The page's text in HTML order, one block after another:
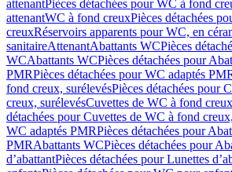
attenantPièces détachées pour WC à fond
attenantWC à fond creuxPièces détachées
creuxRéservoirs apparents pour WC, en
sanitaireAttenantAbattants WCPièces
WCAbattants WCPièces détachées pour
PMRPièces détachées pour WC adaptés
fond creux, surélevésPièces détachées pour
creux, surélevésCuvettes de WC à fond
détachées pour Cuvettes de WC à fond
WC adaptés PMRPièces détachées pour
PMRAbattants WCPièces détachées pour
d’abattantPièces détachées pour Lunettes